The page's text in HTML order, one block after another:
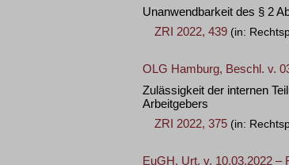
Unanwendbarkeit des § 2
ZRI 2022, 439 (in:
OLG Hamburg, Beschl. v.
Zulässigkeit der internen
Arbeitgebers
ZRI 2022, 375 (in:
EuGH, Urt. v. 10.03.2022 –